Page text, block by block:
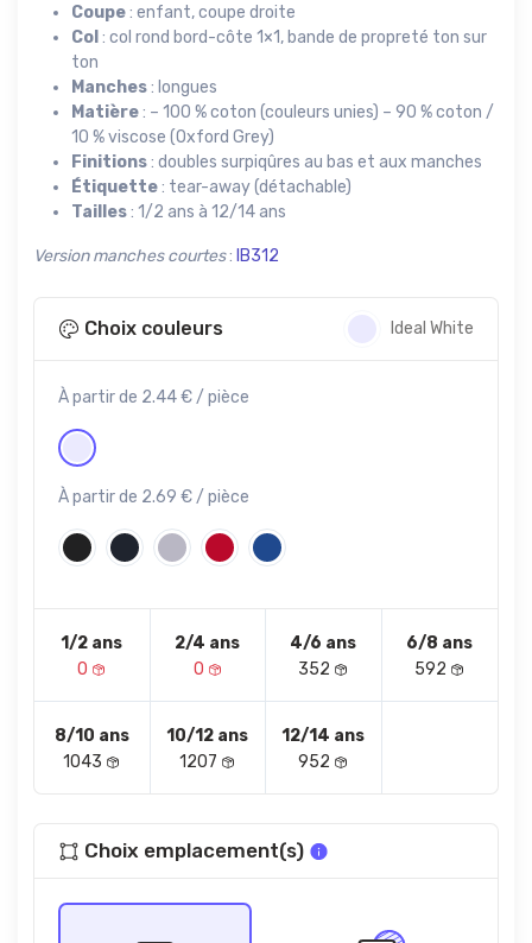
Coupe: enfant, coupe droite
Col : col rond bord-côte 1×1, bande de propreté ton sur
ton
Manches: longues
Matière: – 100 % coton (couleurs unies) – 90 % coton /
10 % viscose (Oxford Grey)
Finitions: doubles surpiqûres au bas et aux manches
Étiquette: tear-away (détachable)
Tailles: 1/2 ans à 12/14 ans
Version manches courtes: IB312
Choix couleurs Ideal White
À partir de 2.44 € / pièce
À partir de 2.69 € / pièce
1/2 ans
0
2/4 ans
0
4/6 ans
352
6/8 ans
592
8/10 ans
1043
10/12 ans
1207
12/14 ans
952
Choix emplacement(s)